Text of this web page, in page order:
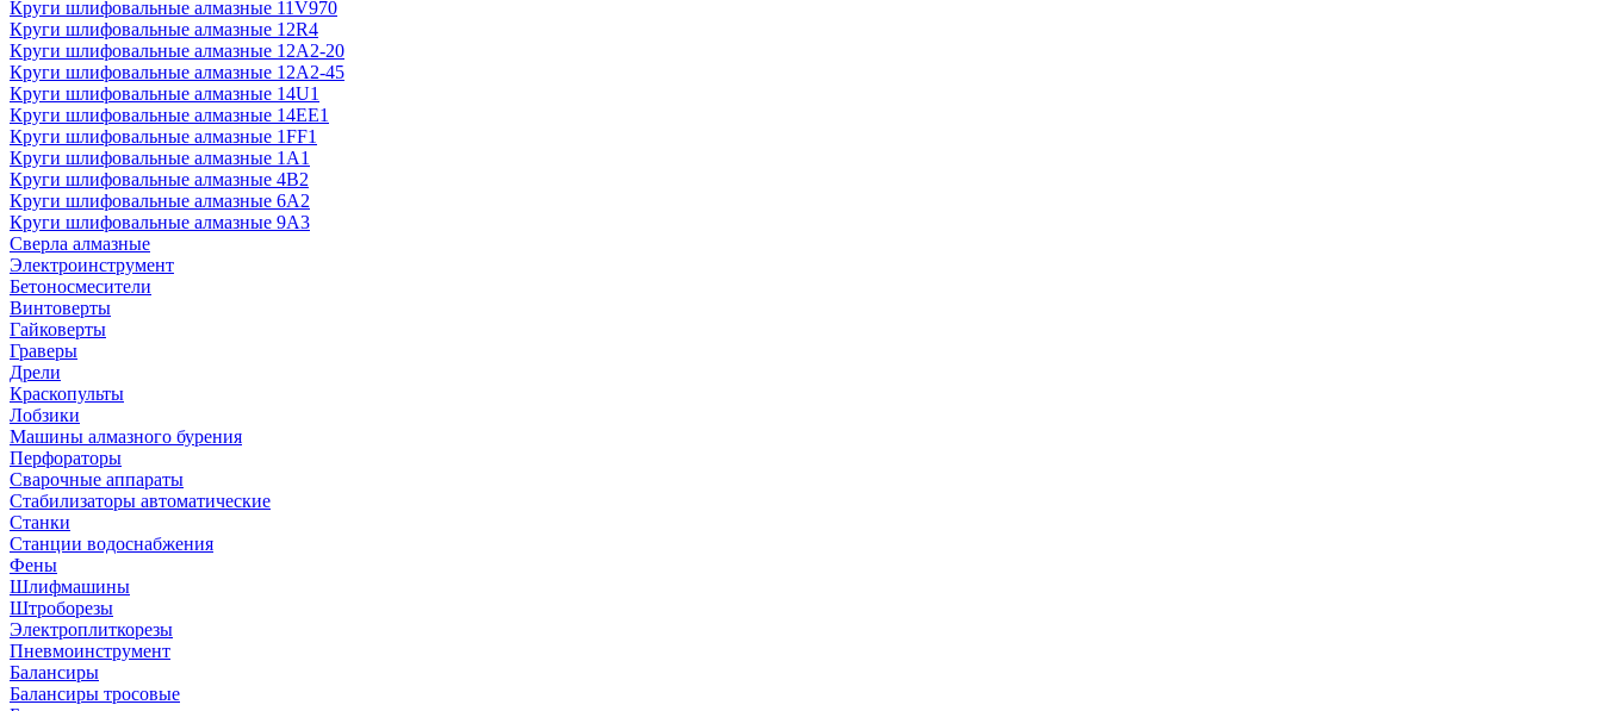
Круги шлифовальные алмазные 11V970
Круги шлифовальные алмазные 12R4
Круги шлифовальные алмазные 12А2-20
Круги шлифовальные алмазные 12А2-45
Круги шлифовальные алмазные 14U1
Круги шлифовальные алмазные 14ЕЕ1
Круги шлифовальные алмазные 1FF1
Круги шлифовальные алмазные 1А1
Круги шлифовальные алмазные 4В2
Круги шлифовальные алмазные 6A2
Круги шлифовальные алмазные 9А3
Сверла алмазные
Электроинструмент
Бетоносмесители
Винтоверты
Гайковерты
Граверы
Дрели
Краскопульты
Лобзики
Машины алмазного бурения
Перфораторы
Сварочные аппараты
Стабилизаторы автоматические
Станки
Станции водоснабжения
Фены
Шлифмашины
Штроборезы
Электроплиткорезы
Пневмоинструмент
Балансиры
Балансиры тросовые